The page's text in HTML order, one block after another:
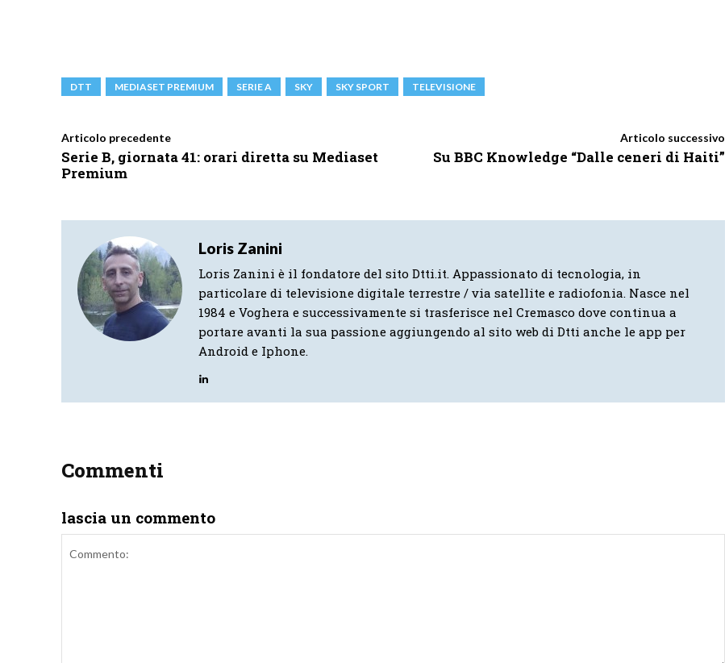
DTT MEDIASET PREMIUM SERIE A SKY SKY SPORT TELEVISIONE
Articolo precedente
Serie B, giornata 41: orari diretta su Mediaset
Premium
Articolo successivo
Su BBC Knowledge “Dalle ceneri di Haiti”
Loris Zanini
Loris Zanini è il fondatore del sito Dtti.it. Appassionato di tecnologia, in
particolare di televisione digitale terrestre / via satellite e radiofonia. Nasce nel
1984 e Voghera e successivamente si trasferisce nel Cremasco dove continua a
portare avanti la sua passione aggiungendo al sito web di Dtti anche le app per
Android e Iphone.
Commenti
lascia un commento